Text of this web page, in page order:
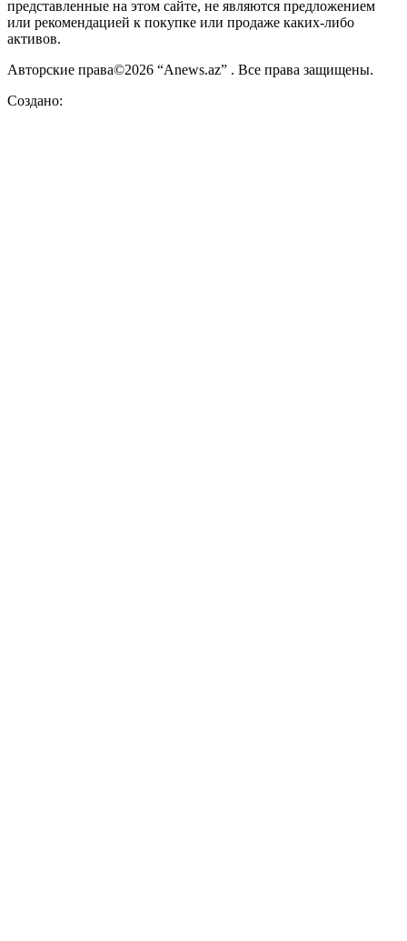
представленные на этом сайте, не являются предложением
или рекомендацией к покупке или продаже каких-либо
активов.
Авторские права©2026 “Anews.az” . Все права защищены.
Создано: